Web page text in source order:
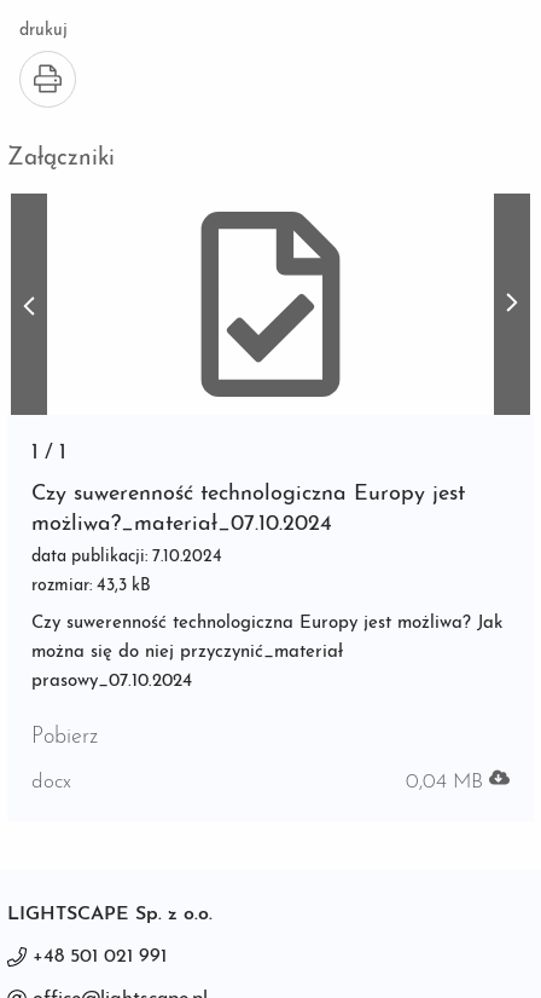
drukuj
Załączniki
1 / 1
Czy suwerenność technologiczna Europy jest
możliwa?_materiał_07.10.2024
data publikacji: 7.10.2024
rozmiar: 43,3 kB
Czy suwerenność technologiczna Europy jest możliwa? Jak
można się do niej przyczynić_materiał
prasowy_07.10.2024
Pobierz
docx 0,04 MB
LIGHTSCAPE Sp. z o.o.
+48 501 021 991